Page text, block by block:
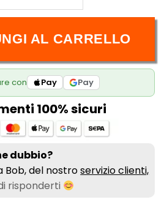
AL CARRELLO
con Pay Pay
100% sicuri
dubbio?
Bob, del nostroservizio clienti,
risponderti